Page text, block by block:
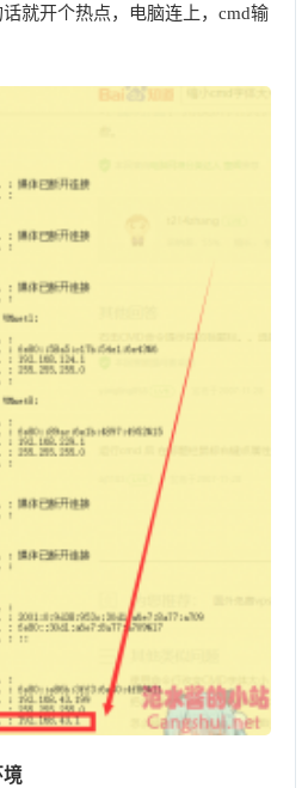
就开个热点，电脑连上，cmd输
境